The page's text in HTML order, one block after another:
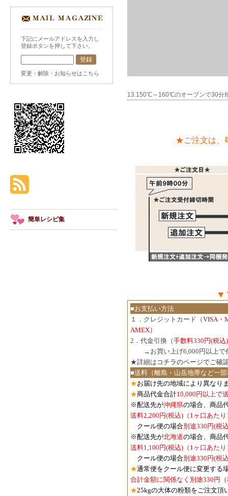
13.150℃～160℃のオーブンで30分
★ご注文は、
▼
■お支払い方法
１．クレジットカード（VISA・
AMEX）
2．代金引換（手数料330円(税込)
→お買い上げ6,000円以上で
★詳細は コチラのページでご確
■送料（離島・山岳地帯など一
★お届け先の地域により異なり
★商品代金合計10,000円以上で
※配送先が沖縄県の場合、商品
送料2,200円(税込)（1ヶ口あたり
クール便の場合別途330円(税
※配送先が北海道の場合、商品
送料1,100円(税込) （1ヶ口あた
クール便の場合別途330円(税
★通常便をクール便に変更する
合計金額に関係なく別途330円
★25kgの大体の粉類をご注文頂
下記にメールアドレスを入力し
登録ボタンを押して下さい。
変更・解除・お知らせはこちら
簡単レシピ集